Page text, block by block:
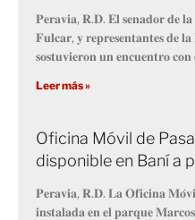
𝐏𝐞𝐫𝐚𝐯𝐢𝐚, 𝐑.𝐃. 𝐄𝐥 𝐬𝐞𝐧𝐚𝐝𝐨𝐫 𝐝𝐞 𝐥𝐚
𝐅𝐮𝐥𝐜𝐚𝐫, 𝐲 𝐫𝐞𝐩𝐫𝐞𝐬𝐞𝐧𝐭𝐚𝐧𝐭𝐞𝐬 𝐝𝐞
𝐬𝐨𝐬𝐭𝐮𝐯𝐢𝐞𝐫𝐨𝐧 𝐮𝐧 𝐞𝐧𝐜𝐮𝐞𝐧𝐭𝐫𝐨 𝐜𝐨𝐧
Leer más »
Oficina Móvil de
disponible en Baní a
𝐏𝐞𝐫𝐚𝐯𝐢𝐚, 𝐑.𝐃. 𝐋𝐚 𝐎𝐟𝐢𝐜𝐢𝐧𝐚
𝐢𝐧𝐬𝐭𝐚𝐥𝐚𝐝𝐚 𝐞𝐧 𝐞𝐥 𝐩𝐚𝐫𝐪𝐮𝐞